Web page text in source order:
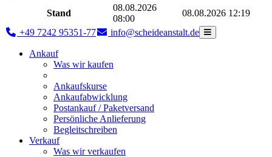
Stand
08.08.2026
08:00
08.08.2026 12:19
+49 7242 95351-77 info@scheideanstalt.de
Ankauf
Was wir kaufen
Ankaufskurse
Ankaufabwicklung
Postankauf / Paketversand
Persönliche Anlieferung
Begleitschreiben
Verkauf
Was wir verkaufen